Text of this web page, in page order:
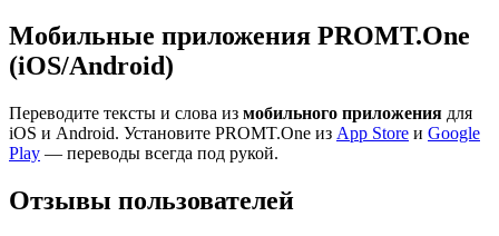
Мобильные приложения PROMT.One
(iOS/Android)
Переводите тексты и слова из мобильного приложения для
iOS и Android. Установите PROMT.One из App Store и Google
Play — переводы всегда под рукой.
Отзывы пользователей